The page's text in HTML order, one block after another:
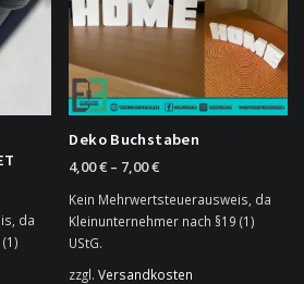
da
Deko Buchstaben
4,00€ – 7,00€
Kein Mehrwertsteuerausweis, da
Kleinunternehmer nach §19 (1)
UStG.
zzgl.Versandkosten